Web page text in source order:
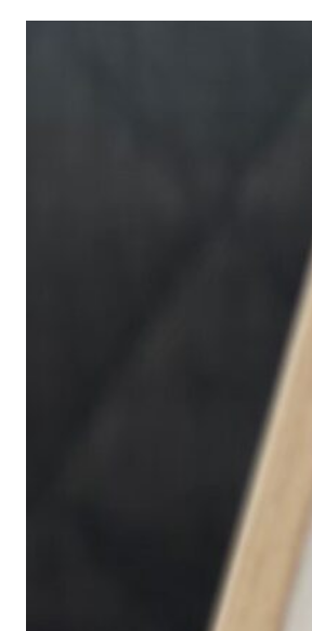
さえぐさ日誌
特定商取引法に基づく表記